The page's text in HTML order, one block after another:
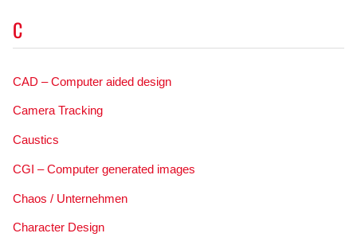
C
CAD – Computer aided design
Camera Tracking
Caustics
CGI – Computer generated images
Chaos / Unternehmen
Character Design